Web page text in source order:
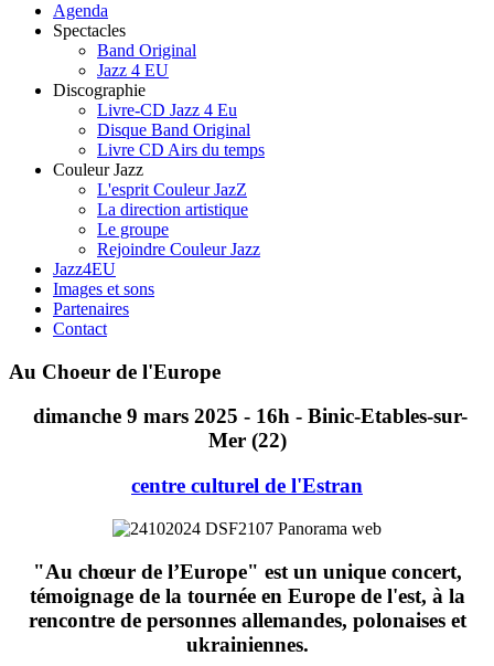
Agenda
Spectacles
Band Original
Jazz 4 EU
Discographie
Livre-CD Jazz 4 Eu
Disque Band Original
Livre CD Airs du temps
Couleur Jazz
L'esprit Couleur JazZ
La direction artistique
Le groupe
Rejoindre Couleur Jazz
Jazz4EU
Images et sons
Partenaires
Contact
Au Choeur de l'Europe
dimanche 9 mars 2025 - 16h - Binic-Etables-sur-
Mer (22)
centre culturel de l'Estran
"Au chœur de l’Europe" est un unique concert,
témoignage de la tournée en Europe de l'est, à la
rencontre de personnes allemandes, polonaises et
ukrainiennes.